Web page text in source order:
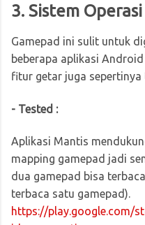
3. Sistem
Gamepad ini sulit untuk
beberapa aplikasi
fitur getar juga sepertinya
- Tested :
Aplikasi Mantis
mapping gamepad jadi
dua gamepad bisa
terbaca satu gamepad).
https://play.google.com/